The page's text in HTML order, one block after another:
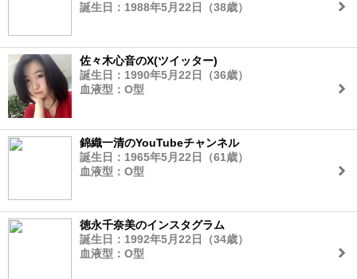
誕生日：1988年5月22日（38歳）
佐々木心音のX(ツイッター)
誕生日：1990年5月22日（36歳）
血液型：O型
錦織一清のYouTubeチャンネル
誕生日：1965年5月22日（61歳）
血液型：O型
徳永千奈美のインスタグラム
誕生日：1992年5月22日（34歳）
血液型：O型